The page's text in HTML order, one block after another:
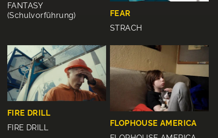
FANTASY
(Schulvorführung)
FEAR
STRACH
FIRE DRILL
FIRE DRILL
FLOPHOUSE AMERICA